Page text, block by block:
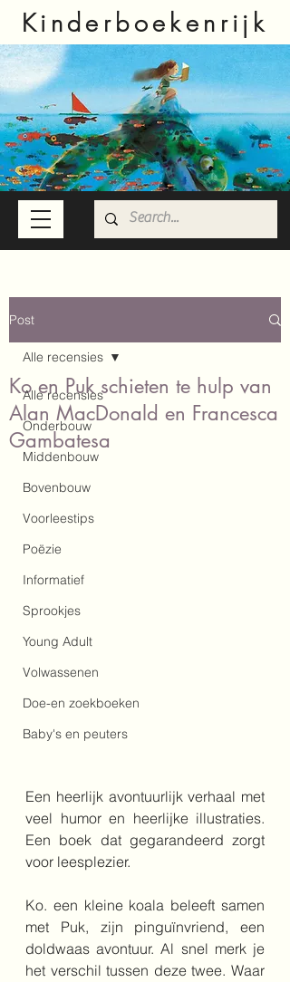
Kinderboekenrijk
Post
Alle recensies
Onderbouw
Middenbouw
Bovenbouw
Voorleestips
Poëzie
Informatief
Sprookjes
Young Adult
Volwassenen
Doe-en zoekboeken
Baby's en peuters
Alle recensies
Ko en Puk schieten te hulp van
Alan MacDonald en Francesca
Gambatesa
Een heerlijk avontuurlijk verhaal met
veel humor en heerlijke illustraties.
Een boek dat gegarandeerd zorgt
voor leesplezier.
Ko. een kleine koala beleeft samen
met Puk, zijn pinguïnvriend, een
doldwaas avontuur. Al snel merk je
het verschil tussen deze twee. Waar